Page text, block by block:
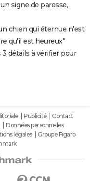
signe de paresse,
chien qui éternue n'est
qu'il est heureux"
détails à vérifier pour
Publicité
Contact
Données personnelles
légales
Groupe Figaro